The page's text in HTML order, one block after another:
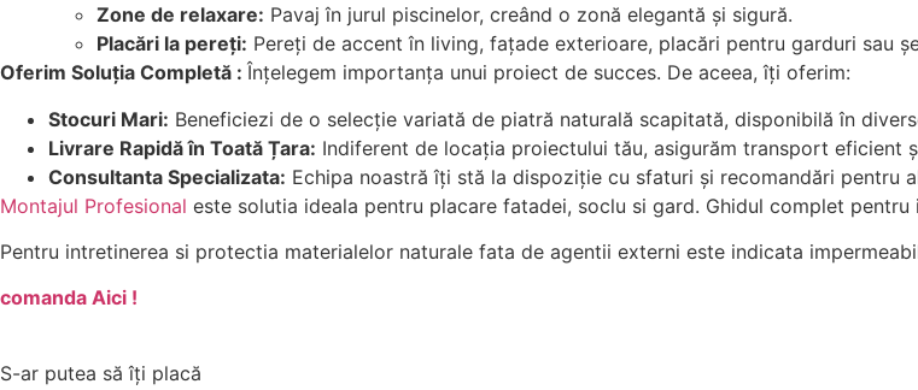
Zone de relaxare: Pavaj în jurul piscinelor, creând o zonă elegantă și sigură.
Placări la pereți: Pereți de accent în living, fațade exterioare, placări pentru garduri sau
Oferim Soluția Completă : Înțelegem importanța unui proiect de succes. De aceea, îți oferim:
Stocuri Mari: Beneficiezi de o selecție variată de piatră naturală scapitată, disponibilă în
Livrare Rapidă în Toată Țara: Indiferent de locația proiectului tău, asigurăm transport eficient
Consultanta Specializata: Echipa noastră îți stă la dispoziție cu sfaturi și recomandări pentru
Montajul Profesional este solutia ideala pentru placare fatadei, soclu si gard. Ghidul complet
Pentru intretinerea si protectia materialelor naturale fata de agentii externi este indicata
comanda Aici !
S-ar putea să îți placă